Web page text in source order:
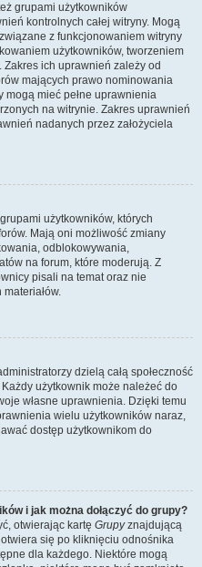
grupami użytkowników
kontrolnych całej witryny. Mogą
z funkcjonowaniem witryny
użytkowników, tworzeniem
ich uprawnień zależy od
mających prawo nominowania
mogą mieć pełne uprawnienia
na witrynie. Zakres uprawnień
nadanych przez założyciela
użytkowników, których
Mają oni możliwość zmiany
odblokowywania,
na forum, które moderują. Z
pisali na temat oraz nie
dzielą całą społeczność
użytkownik może należeć do
własne uprawnienia. Dzięki temu
wielu użytkowników naraz,
dostęp użytkownikom do
i jak można dołączyć do grupy?
otwierając kartę Grupyznajdującą
się po kliknięciu odnośnika
dla każdego. Niektóre mogą